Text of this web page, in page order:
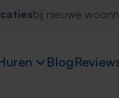
bij nieuwe
Blog